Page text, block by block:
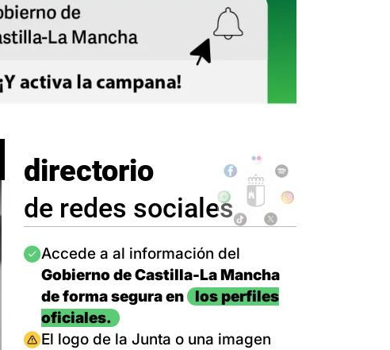
directorio
de redes sociales
Imagen
Accede a al información del
Gobierno de Castilla-La Mancha
de forma segura en
los perfiles
oficiales.
Imagen
El logo de la Junta o una imagen